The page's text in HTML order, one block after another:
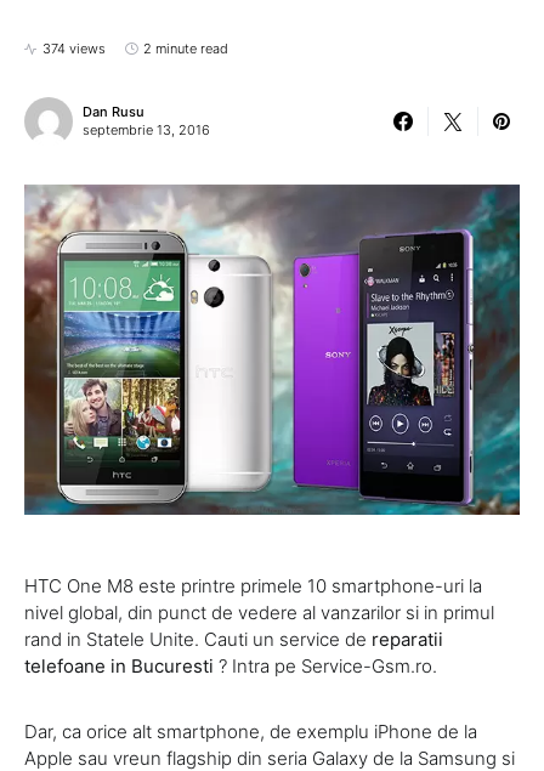
374 views 2 minute read
Dan Rusu
septembrie 13, 2016
HTC One M8 este printre primele 10 smartphone-uri la
nivel global, din punct de vedere al vanzarilor si in primul
rand in Statele Unite. Cauti un service de reparatii
telefoane in Bucuresti ? Intra pe Service-Gsm.ro.
Dar, ca orice alt smartphone, de exemplu iPhone de la
Apple sau vreun flagship din seria Galaxy de la Samsung si